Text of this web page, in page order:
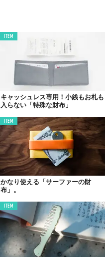
ITEM
キャッシュレス専用！小銭もお札も
入らない「特殊な財布」
ITEM
かなり使える「サーファーの財
布」。
ITEM